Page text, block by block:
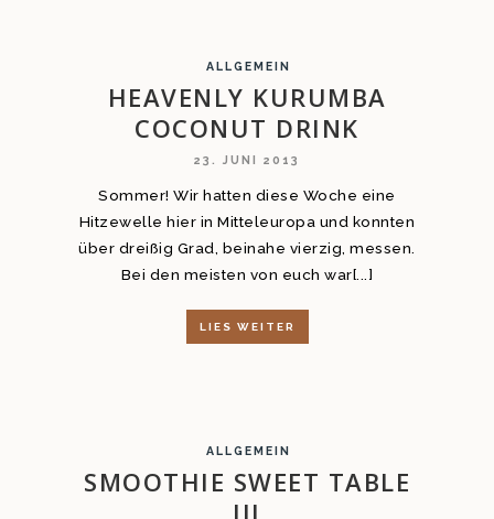
ALLGEMEIN
HEAVENLY KURUMBA
COCONUT DRINK
23. JUNI 2013
Sommer! Wir hatten diese Woche eine
Hitzewelle hier in Mitteleuropa und konnten
über dreißig Grad, beinahe vierzig, messen.
Bei den meisten von euch war[...]
LIES WEITER
ALLGEMEIN
SMOOTHIE SWEET TABLE
III